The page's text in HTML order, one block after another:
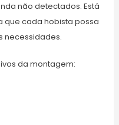
não detectados. Está
que cada hobista possa
necessidades.
da montagem: